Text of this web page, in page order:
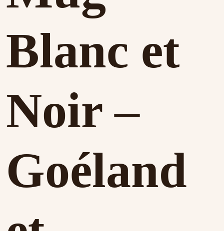
Blanc et
Noir –
Goéland